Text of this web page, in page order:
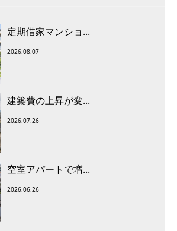
定期借家マンショ...
2026.08.07
建築費の上昇が変...
2026.07.26
空室アパートで増...
2026.06.26